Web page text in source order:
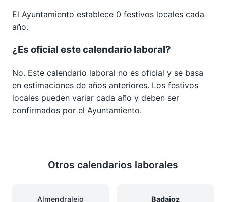
El Ayuntamiento establece 0 festivos locales cada
año.
¿Es oficial este calendario laboral?
No. Este calendario laboral no es oficial y se basa
en estimaciones de años anteriores. Los festivos
locales pueden variar cada año y deben ser
confirmados por el Ayuntamiento.
Otros calendarios laborales
Almendralejo Badajoz